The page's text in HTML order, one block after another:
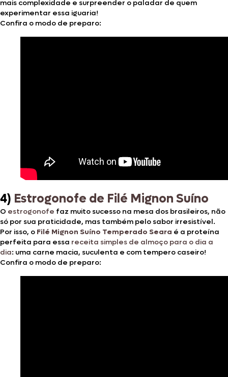
mais complexidade e surpreender o paladar de quem
experimentar essa iguaria!
Confira o modo de preparo:
4) Estrogonofe de Filé Mignon Suíno
O estrogonofe faz muito sucesso na mesa dos brasileiros, não
só por sua praticidade, mas também pelo sabor irresistível.
Por isso, o Filé Mignon Suíno Temperado Seara é a proteína
perfeita para essa receita simples de almoço para o dia a
dia: uma carne macia, suculenta e com tempero caseiro!
Confira o modo de preparo: